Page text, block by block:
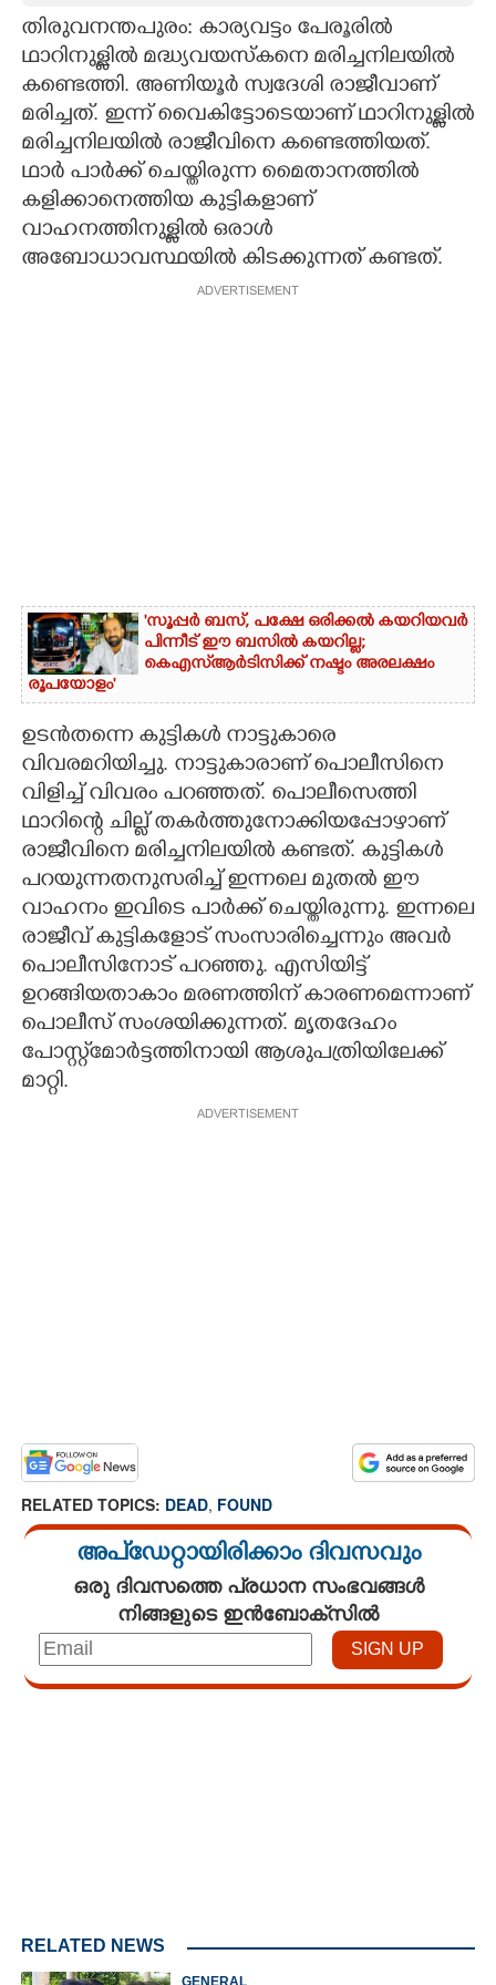
CARTOONS
LITERATURE
ZOOM
CONTACT US
തിരുവനന്തപുരം: കാര്യവട്ടം പേരൂരിൽ
ഥാറിനുള്ളിൽ മദ്ധ്യവയസ്കനെ മരിച്ചനിലയിൽ
കണ്ടെത്തി. അണിയൂർ സ്വദേശി രാജീവാണ്
മരിച്ചത്. ഇന്ന് വെെകിട്ടോടെയാണ് ഥാറിനുള്ളിൽ
മരിച്ചനിലയിൽ രാജീവിനെ കണ്ടെത്തിയത്.
ഥാർ പാർക്ക് ചെയ്തിരുന്ന മെെതാനത്തിൽ
കളിക്കാനെത്തിയ കുട്ടികളാണ്
വാഹനത്തിനുള്ളിൽ ഒരാൾ
അബോധാവസ്ഥയിൽ കിടക്കുന്നത് കണ്ടത്.
ADVERTISEMENT
'സൂപ്പർ ബസ്, പക്ഷേ ഒരിക്കൽ കയറിയവർ
പിന്നീട് ഈ ബസിൽ കയറില്ല;
കെഎസ്ആർടിസിക്ക് നഷ്ടം അരലക്ഷം
രൂപയോളം'
ഉടൻതന്നെ കുട്ടികൾ നാട്ടുകാരെ
വിവരമറിയിച്ചു. നാട്ടുകാരാണ് പൊലീസിനെ
വിളിച്ച് വിവരം പറഞ്ഞത്. പൊലീസെത്തി
ഥാറിന്റെ ചില്ല് തകർത്തുനോക്കിയപ്പോഴാണ്
രാജീവിനെ മരിച്ചനിലയിൽ കണ്ടത്. കുട്ടികൾ
പറയുന്നതനുസരിച്ച് ഇന്നലെ മുതൽ ഈ
വാഹനം ഇവിടെ പാർക്ക് ചെയ്തിരുന്നു. ഇന്നലെ
രാജീവ് കുട്ടികളോട് സംസാരിച്ചെന്നും അവ‌ർ
പൊലീസിനോട് പറഞ്ഞു. എസിയിട്ട്
ഉറങ്ങിയതാകാം മരണത്തിന് കാരണമെന്നാണ്
പൊലീസ് സംശയിക്കുന്നത്. മൃതദേഹം
പോസ്റ്റ്‌മോർട്ടത്തിനായി ആശുപത്രിയിലേക്ക്
മാറ്റി.
ADVERTISEMENT
RELATED TOPICS: DEAD, FOUND
അപ്ഡേറ്റായിരിക്കാം ദിവസവും
ഒരു ദിവസത്തെ പ്രധാന സംഭവങ്ങൾ
നിങ്ങളുടെ ഇൻബോക്സിൽ
RELATED NEWS
GENERAL